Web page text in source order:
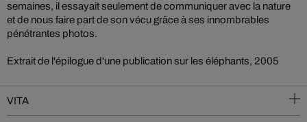
semaines, il essayait seulement de communiquer avec la nature
et de nous faire part de son vécu grâce à ses innombrables
pénétrantes photos.
Extrait de l'épilogue d'une publication sur les éléphants, 2005
VITA